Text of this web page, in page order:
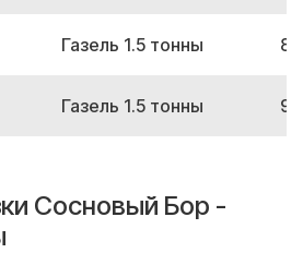
Газель 1.5 тонны
Газель 1.5 тонны
Сосновый Бор -